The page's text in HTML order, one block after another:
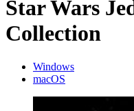
Star Wars
Collection
Windows
macOS